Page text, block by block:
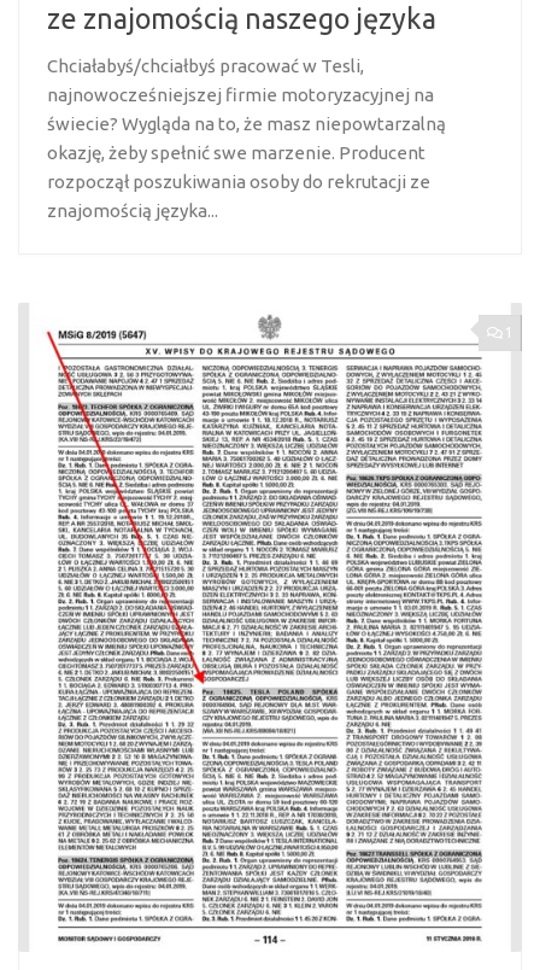
ze znajomością naszego języka
Chciałabyś/chciałbyś pracować w Tesli,
najnowocześniejszej firmie motoryzacyjnej na
świecie? Wygląda na to, że masz niepowtarzalną
okazję, żeby spełnić swe marzenie. Producent
rozpoczął poszukiwania osoby do rekrutacji ze
znajomością języka...
1